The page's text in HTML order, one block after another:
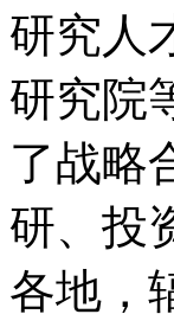
研究人
研究院
了战略
研、投
各地，